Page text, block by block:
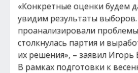
«Конкретные оценки будем
увидим результаты
проанализировали
столкнулась партия и
их решения», – заявил Игорь
В рамках подготовки к